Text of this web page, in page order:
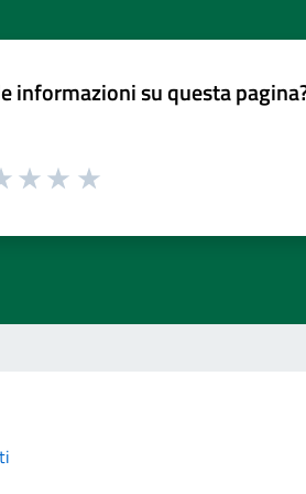
informazioni su questa